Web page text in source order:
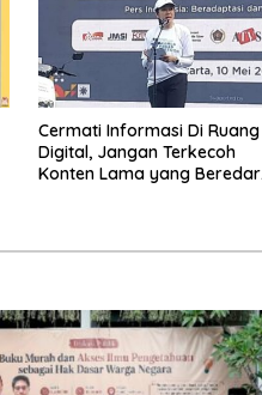
Cermati Informasi Di Ruang
Digital, Jangan Terkecoh
Konten Lama yang Beredar